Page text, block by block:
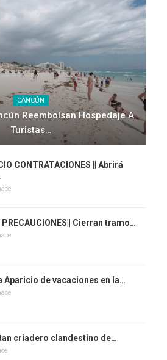
CANCÚN
Reembolsan Hospedaje A
Turistas…
CONTRATACIONES || Abrirá
PRECAUCIONES|| Cierran tramo…
Aparicio de vacaciones en la…
criadero clandestino de…